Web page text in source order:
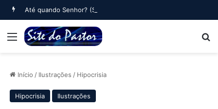
Até quando Senhor? (Salmo 6)
Menu
Início / Ilustrações / Hipocrisia
Hipocrisia Ilustrações